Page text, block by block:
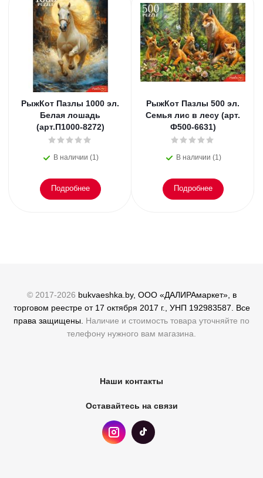
РыжКот Пазлы 1000 эл.
Белая лошадь
(арт.П1000-8272)
В наличии (1)
Подробнее
РыжКот Пазлы 500 эл.
Семья лис в лесу (арт.
Ф500-6631)
В наличии (1)
Подробнее
© 2017-2026 bukvaeshka.by, ООО «ДАЛИРАмаркет», в
торговом реестре от 17 октября 2017 г., УНП 192983587. Все
права защищены. Наличие и стоимость товара уточняйте по
телефону нужного вам магазина.
Наши контакты
Оставайтесь на связи